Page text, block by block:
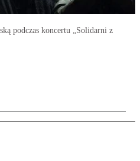
podczas koncertu „Solidarni z